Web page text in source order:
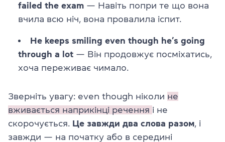
failed the exam — Навіть попри те що вона
вчила всю ніч, вона провалила іспит.
He keeps smiling even though he’s going
through a lot — Він продовжує посміхатись,
хоча переживає чимало.
Зверніть увагу: even though ніколи не
вживається наприкінці речення і не
скорочується. Це завжди два слова разом , і
завжди — на початку або в середині